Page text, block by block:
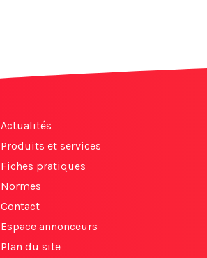
Actualités
Produits et services
Fiches pratiques
Normes
Contact
Espace annonceurs
Plan du site